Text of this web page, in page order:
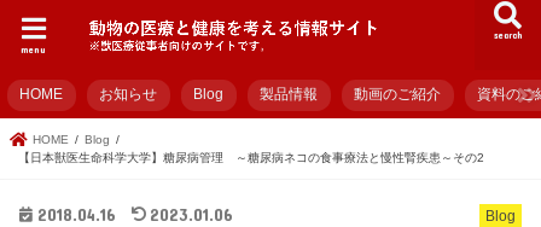
search
menu
HOME お知らせ Blog 製品情報 動画のご紹介 資料のご
HOME
Blog
【日本獣医生命科学大学】糖尿病管理 ～糖尿病ネコの食事療法と慢性腎疾患～その2
Blog
2018.04.16 2023.01.06